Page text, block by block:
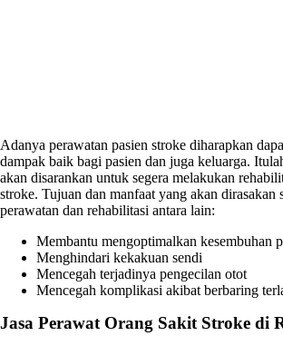
Adanya perawatan pasien stroke diharapkan
dampak baik bagi pasien dan juga keluarga.
akan disarankan untuk segera melakukan
stroke. Tujuan dan manfaat yang akan dirasakan
perawatan dan rehabilitasi antara lain:
Membantu mengoptimalkan kesembuhan
Menghindari kekakuan sendi
Mencegah terjadinya pengecilan otot
Mencegah komplikasi akibat berbaring
Jasa Perawat Orang Sakit Stroke di